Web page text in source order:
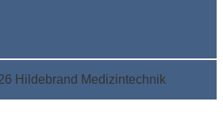
Hildebrand Medizintechnik